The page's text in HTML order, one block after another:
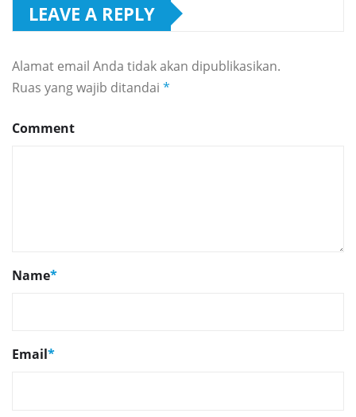
LEAVE A REPLY
Alamat email Anda tidak akan dipublikasikan.
Ruas yang wajib ditandai *
Comment
Name*
Email*